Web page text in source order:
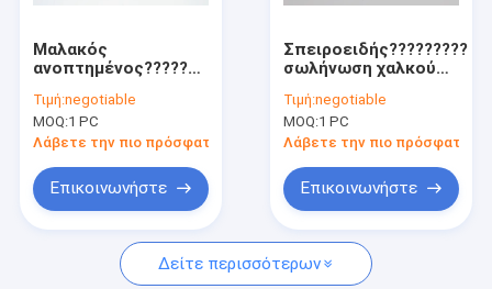
Ζητήστε ένα απόσπασμα
σπειροειδής?????????? σωλήνας
?????????? σωλήνας χαλκού
Μαλακός
ανοπτημένος??????????
συνήθειας για τα
συστήματα ηλιακής
θέρμανσης
Τιμή:negotiable
MOQ:1 PC
Λάβετε την πιο πρόσφατη τιμή
Επικοινωνήστε
Σπειροειδής??????????
σωλήνωση χαλκού
σώμα θερμότητας
των οδηγήσεων,
εξωθημένος
Τιμή:negotiable
MOQ:1 PC
Λάβετε την πιο πρόσφατη
Επικοινωνήστε
Δείτε περισσότερων